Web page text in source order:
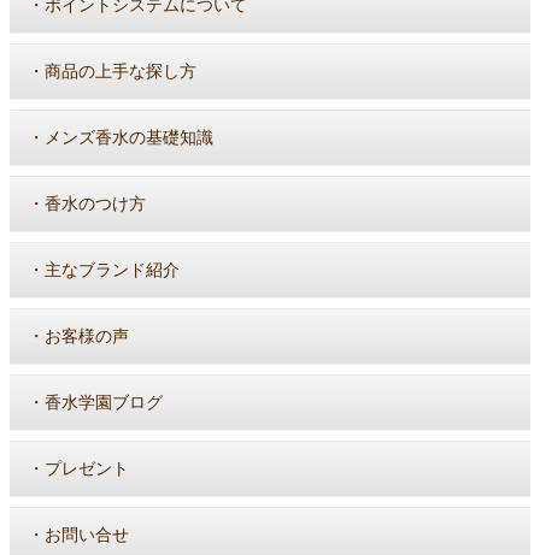
・ ポイントシステムについて
・ 商品の上手な探し方
・ メンズ香水の基礎知識
・ 香水のつけ方
・ 主なブランド紹介
・ お客様の声
・ 香水学園ブログ
・ プレゼント
・ お問い合せ